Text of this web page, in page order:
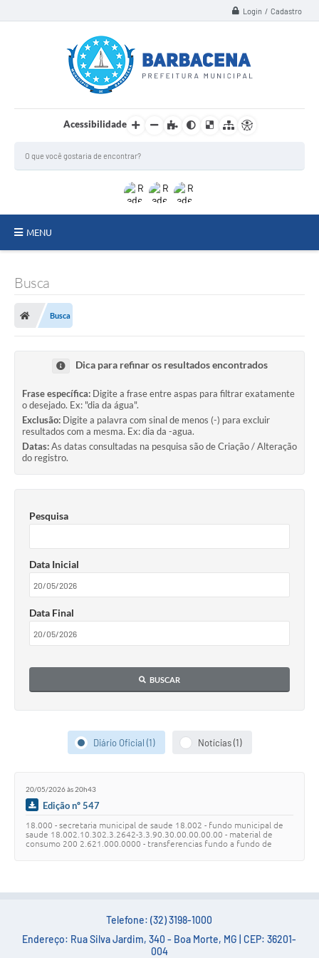
Login / Cadastro
Acessibilidade
MENU
Meio Ambiente
EDOB
Transparência
Serviços
Visite Barbacena
Divulgação de Vagas SEDUC
Servidor
PPA - PLANO PLURIANUAL 2026/2029
PNAB 2026 - Ciclo 2
Plano Diretor e Mobilidade Urbana
3º Jornada Empreendedora BQ
Regularização de bairros
Busca
Busca
Dica para refinar os resultados encontrados
Frase específica: Digite a frase entre aspas para filtrar exatamente
o desejado. Ex: "dia da água".
Exclusão: Digite a palavra com sinal de menos (-) para excluir
resultados com a mesma. Ex: dia da -agua.
Datas:As datas consultadas na pesquisa são de Criação / Alteração
do registro.
Pesquisa
Data Inicial
Data Final
BUSCAR
Diário Oficial (1) Notícias (1)
20/05/2026 às 20h43
Edição nº 547
18.000 - secretaria municipal de saude 18.002 - fundo municipal de
saude 18.002.10.302.3.2642-3.3.90.30.00.00.00.00 - material de
consumo 200 2.621.000.0000 - transferencias fundo a fundo de
Telefone: (32) 3198-1000
Endereço: Rua Silva Jardim, 340 - Boa Morte, MG | CEP: 36201-
004